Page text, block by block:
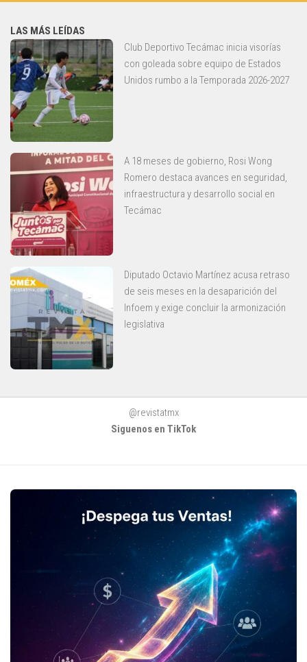
LAS MÁS LEÍDAS
Club Deportivo Tecámac inicia visorías
con goleada sobre equipo de Estados
Unidos rumbo a la Temporada 2026-2027
A 18 meses de gobierno, Rosi Wong
Romero destaca avances en seguridad,
infraestructura y desarrollo social en
Tecámac
Diputado Octavio Martínez acusa retraso
de seis meses en la desaparición del
Infoem y exige concluir la armonización
legislativa
@revistatmx
Siguenos en TikTok